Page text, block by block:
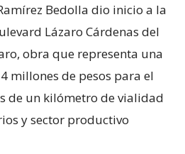
Bedolla dio inicio a la
Lázaro Cárdenas del
obra que representa una
millones de pesos para el
de un kilómetro de vialidad
y sector productivo